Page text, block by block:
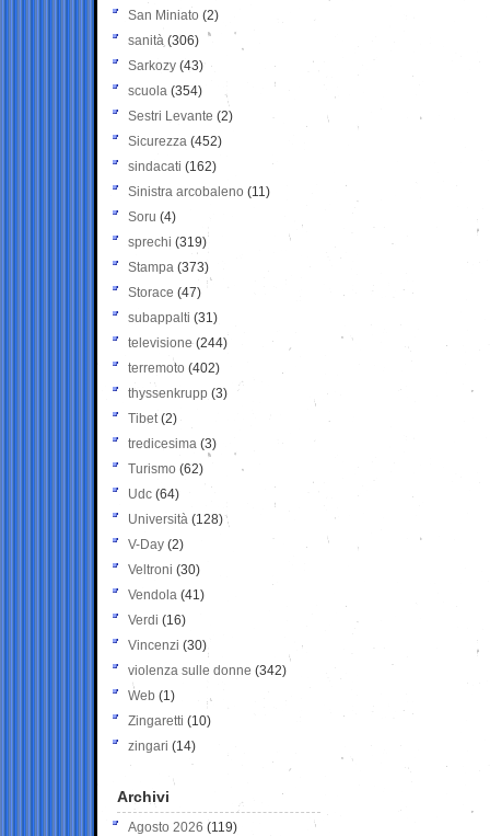
San Miniato (2)
sanità (306)
Sarkozy (43)
scuola (354)
Sestri Levante (2)
Sicurezza (452)
sindacati (162)
Sinistra arcobaleno (11)
Soru (4)
sprechi (319)
Stampa (373)
Storace (47)
subappalti (31)
televisione(244)
terremoto (402)
thyssenkrupp (3)
Tibet(2)
tredicesima (3)
Turismo (62)
Udc (64)
Università (128)
V-Day (2)
Veltroni (30)
Vendola (41)
Verdi (16)
Vincenzi (30)
violenza sulle donne (342)
Web (1)
Zingaretti (10)
zingari (14)
Archivi
Agosto 2026 (119)